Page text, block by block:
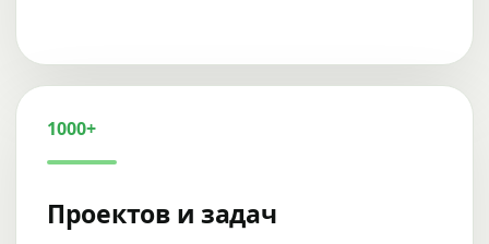
1000+
Проектов и задач